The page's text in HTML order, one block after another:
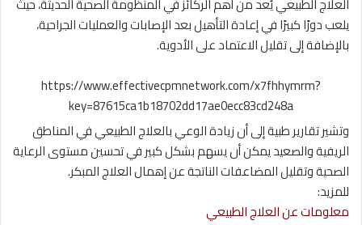
العلاج الطبيعي يُعد من أهم الركائز في المنظومة الصحية الحديثة، حيث
يلعب دورًا كبيرًا في إعادة التأهيل بعد الإصابات والعمليات الجراحية،
بالإضافة إلى تقليل الاعتماد على الأدوية.
https://www.effectivecpmnetwork.com/x7fhhymrm?
key=87615ca1b18702dd17ae0ecc83cd248a
وتشير تقارير طبية إلى أن زيادة الوعي بالعلاج الطبيعي في المناطق
الريفية والصعيد يمكن أن يسهم بشكل كبير في تحسين مستوى الرعاية
الصحية وتقليل المضاعفات الناتجة عن إهمال العلاج المبكر.
للمزيد:
معلومات عن العلاج الطبيعي